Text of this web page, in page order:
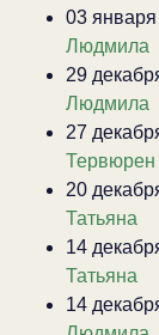
03
Людмила
29
Людмила
27
Тервюрен
20
Татьяна
14
Татьяна
14